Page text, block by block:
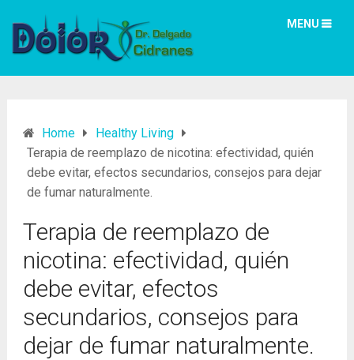
MENU
Home
Healthy Living
Terapia de reemplazo de nicotina: efectividad, quién
debe evitar, efectos secundarios, consejos para dejar
de fumar naturalmente.
Terapia de reemplazo de
nicotina: efectividad, quién
debe evitar, efectos
secundarios, consejos para
dejar de fumar naturalmente.